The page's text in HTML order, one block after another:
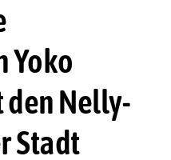
Yoko
Nelly-
Stadt